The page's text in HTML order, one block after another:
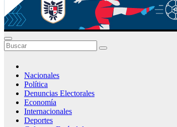
Nacionales
Política
Denuncias Electorales
Economía
Internacionales
Deportes